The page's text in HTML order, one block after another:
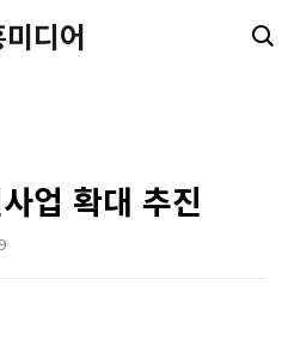
디어
업 확대 추진